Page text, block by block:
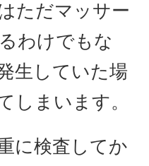
ただマッサー
わけでもな
生していた場
しまいます。
に検査してか